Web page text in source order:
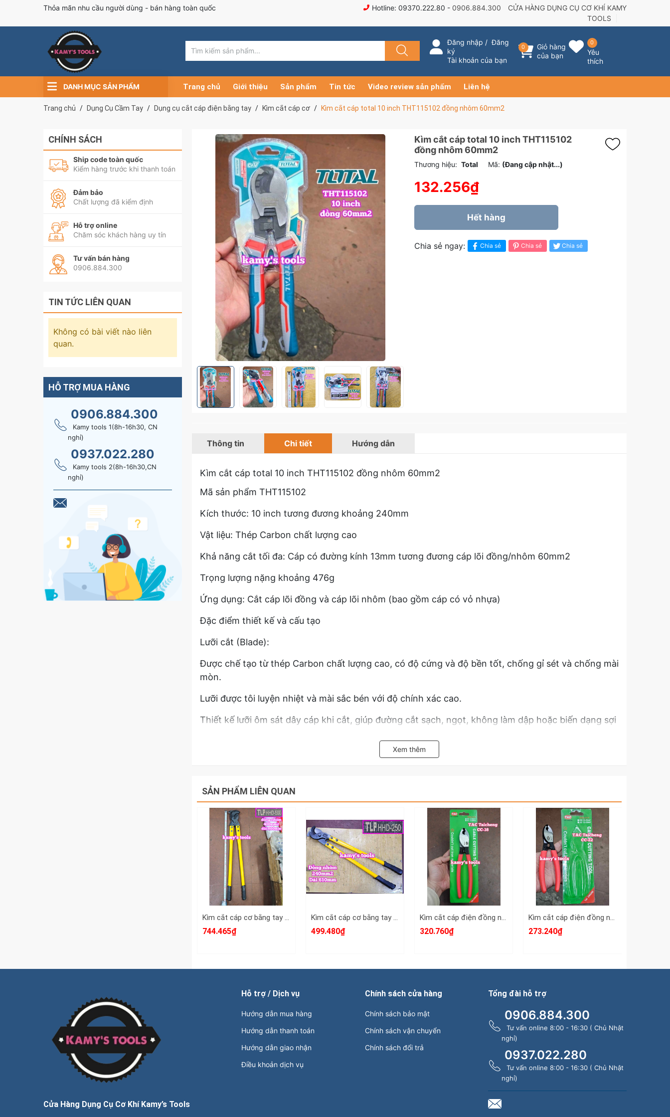
Thỏa mãn nhu cầu người dùng - bán hàng toàn quốc Hotline: 09370.222.80 - 0906.884.300
CỬA HÀNG DỤNG CỤ CƠ KHÍ KAMY
TOOLS
Đăng nhập /Đăng
ký
Tài khoản của bạn
0
Giỏ hàng
của bạn
0
Yêu
thích
DANH MỤC SẢN PHẨM Trang chủ Giới thiệu Sản phẩm Tin tức Video review sản phẩm Liên hệ
Trang chủ Dụng Cụ Cầm Tay Dụng cụ cắt cáp điện bằng tay Kìm cắt cáp cơ Kìm cắt cáp total 10 inch THT115102 đồng nhôm 60mm2
Kìm cắt cáp total 10 inch THT115102
đồng nhôm 60mm2
Thương hiệu: Total Mã: (Đang cập nhật...)
132.256₫
Hết hàng
Chia sẻ ngay: Chia sẻ Chia sẻ Chia sẻ
Thông tin Chi tiết Hướng dẫn
Kìm cắt cáp total 10 inch THT115102 đồng nhôm 60mm2
Mã sản phẩm THT115102
Kích thước: 10 inch tương đương khoảng 240mm
Vật liệu: Thép Carbon chất lượng cao
Khả năng cắt tối đa: Cáp có đường kính 13mm tương đương cáp lõi đồng/nhôm 60mm2
Trọng lượng nặng khoảng 476g
Ứng dụng: Cắt cáp lõi đồng và cáp lõi nhôm (bao gồm cáp có vỏ nhựa)
Đặc điểm thiết kế và cấu tạo
Lưỡi cắt (Blade):
Được chế tạo từ thép Carbon chất lượng cao, có độ cứng và độ bền tốt, chống gỉ sét và chống mài
mòn.
Lưỡi được tôi luyện nhiệt và mài sắc bén với độ chính xác cao.
Thiết kế lưỡi ôm sát dây cáp khi cắt, giúp đường cắt sạch, ngọt, không làm dập hoặc biến dạng sợi
Tay cầm:
Thiết kế cán lớn, công thái học, vừa vặn với tay người dùng.
Được bọc một lớp cao su dày, chống trượt, giúp cầm nắm chắc chắn, thoải mái và giảm mỏi tay khi
sử dụng lâu dài hoặc thực hiện các thao tác cắt mạnh.
Kìm Total THT115102 là công cụ không thể thiếu của thợ điện, thợ lắp đặt, thợ sửa chữa điện máy
và công trình viễn thông:
Lĩnh vực: Thích hợp sử dụng trong các công việc lắp đặt, sửa chữa điện dân dụng, công nghiệp và
Hãy liên hệ với kamytools để biết thêm thông tin chi tiết sản phẩm kìm cắt cáp total 10 inch
Xem thêm
SẢN PHẨM LIÊN QUAN
Kìm cắt cáp cơ bằng tay TLP HHD-500 cắt đồng nhôm 400mm2 dài 800mm
744.465₫
Kìm cắt cáp cơ bằng tay TLP HHD-250 cắt đồng nhôm 240mm2 dài 610mm
499.480₫
Kìm cắt cáp điện đồng nhôm 38mm2 TAC Taicheng CC-38 dài 220mm
320.760₫
Kìm cắt cáp điện đồng nhôm 22mm2 TAC Taicheng CC-22 dài 160mm
273.240₫
CHÍNH SÁCH
Ship code toàn quốc
Kiểm hàng trước khi thanh toán
Đảm bảo
Chất lượng đã kiểm định
Hỗ trợ online
Chăm sóc khách hàng uy tín
Tư vấn bán hàng
0906.884.300
TIN TỨC LIÊN QUAN
Không có bài viết nào liên
quan.
HỖ TRỢ MUA HÀNG
0906.884.300
Kamy tools 1(8h-16h30, CN
nghỉ)
0937.022.280
Kamy tools 2(8h-16h30,CN
nghỉ)
Cửa Hàng Dụng Cụ Cơ Khí Kamy’s Tools
Hỗ trợ / Dịch vụ
Hướng dẫn mua hàng
Hướng dẫn thanh toán
Hướng dẫn giao nhận
Điều khoản dịch vụ
Chính sách cửa hàng
Chính sách bảo mật
Chính sách vận chuyển
Chính sách đổi trả
Tổng đài hỗ trợ
0906.884.300
Tư vấn online 8:00 - 16:30 ( Chủ Nhật
nghỉ)
0937.022.280
Tư vấn online 8:00 - 16:30 ( Chủ Nhật
nghỉ)